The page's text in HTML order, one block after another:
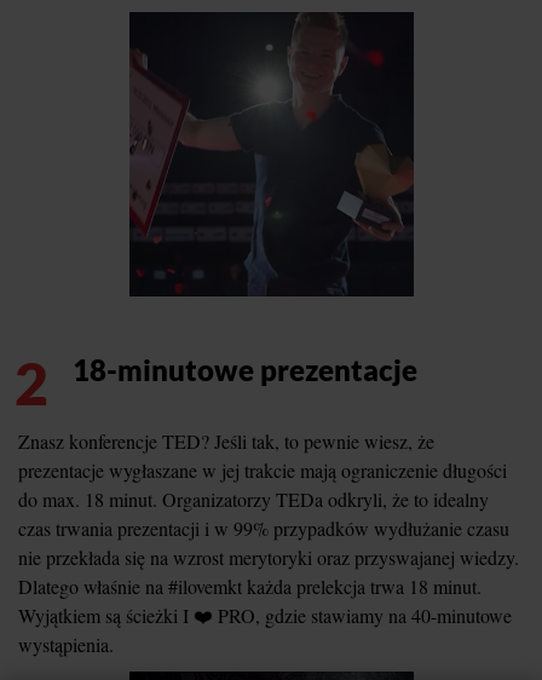
2 18-minutowe prezentacje
Znasz konferencje TED? Jeśli tak, to pewnie wiesz, że
prezentacje wygłaszane w jej trakcie mają ograniczenie długości
do max. 18 minut. Organizatorzy TEDa odkryli, że to idealny
czas trwania prezentacji i w 99% przypadków wydłużanie czasu
nie przekłada się na wzrost merytoryki oraz przyswajanej wiedzy.
Dlatego właśnie na #ilovemkt każda prelekcja trwa 18 minut.
Wyjątkiem są ścieżki I ❤️ PRO, gdzie stawiamy na 40-minutowe
wystąpienia.